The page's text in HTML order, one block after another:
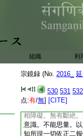
組織 利
宗鏡録 (No. 2016_
530 531 532
点:有/無] [CITE]
宗鏡録卷第二十二
＊慧日永明寺主
夫眞心無形妙體絶
諸佛法身如
起信論問云。若佛
云何能現種種諸色
能現種種色。謂從
性即心自性。説名
説名法身。依於法
切處無有間斷。十
樂。見無量受用身
相障礙。無有斷絶
意識。不能思量。
知所現一切依正二